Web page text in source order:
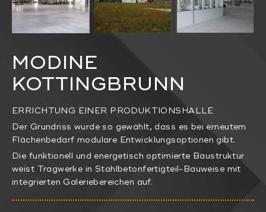
MODINE
KOTTINGBRUNN
ERRICHTUNG EINER PRODUKTIONSHALLE
Der Grundriss wurde so gewählt, dass es bei erneutem
Flächenbedarf modulare Entwicklungsoptionen gibt.
Die funktionell und energetisch optimierte Baustruktur
weist Tragwerke in Stahlbetonfertigteil-Bauweise mit
integrierten Galeriebereichen auf.